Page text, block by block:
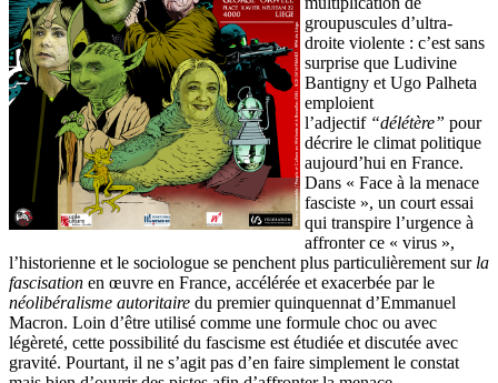
groupuscules d’ultra-
droite violente : c’est sans
surprise que Ludivine
Bantigny et Ugo Palheta
emploient
l’adjectif “délétère” pour
décrire le climat politique
aujourd’hui en France.
Dans « Face à la menace
fasciste », un court essai
qui transpire l’urgence à
affronter ce « virus »,
l’historienne et le sociologue se penchent plus particulièrement sur la
fascisation en œuvre en France, accélérée et exacerbée par le
néolibéralisme autoritaire du premier quinquennat d’Emmanuel
Macron. Loin d’être utilisé comme une formule choc ou avec
légèreté, cette possibilité du fascisme est étudiée et discutée avec
gravité. Pourtant, il ne s’agit pas d’en faire simplement le constat